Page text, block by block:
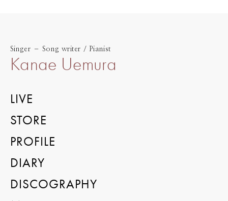
Singer – Song writer / Pianist
Kanae Uemura
LIVE
STORE
PROFILE
DIARY
DISCOGRAPHY